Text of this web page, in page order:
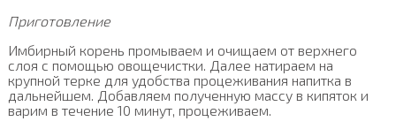
Приготовление
Имбирный корень промываем и очищаем от верхнего
слоя с помощью овощечистки. Далее натираем на
крупной терке для удобства процеживания напитка в
дальнейшем. Добавляем полученную массу в кипяток и
варим в течение 10 минут, процеживаем.